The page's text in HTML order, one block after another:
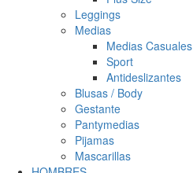
Leggings
Medias
Medias Casuales
Sport
Antideslizantes
Blusas / Body
Gestante
Pantymedias
Pijamas
Mascarillas